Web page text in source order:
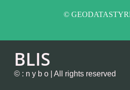
©
BLIS
© : n y b o | All rights reserved